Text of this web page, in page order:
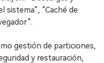
sistema”, “Caché de
gestión de particiones,
y restauración,